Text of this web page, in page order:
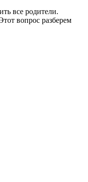
все родители.
вопрос разберем